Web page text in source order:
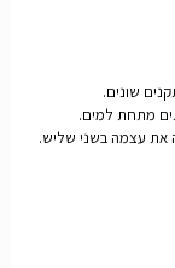
מתחת למים.
את עצמה בשני שליש.